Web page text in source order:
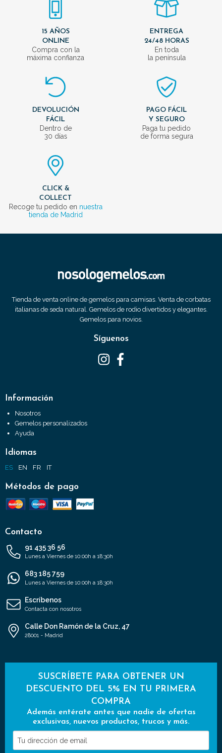
15 AÑOS
ONLINE
Compra con la
máxima confianza
ENTREGA
24/48 HORAS
En toda
la península
DEVOLUCIÓN
FÁCIL
Dentro de
30 días
PAGO FÁCIL
Y SEGURO
Paga tu pedido
de forma segura
CLICK &
COLLECT
Recoge tu pedido en nuestra
tienda de Madrid
Tienda de venta online de gemelos para camisas. Venta de corbatas
italianas de seda natural. Gemelos de rodio divertidos y elegantes.
Gemelos para novios.
Síguenos
Información
Nosotros
Gemelos personalizados
Ayuda
Idiomas
ES EN FR IT
Métodos de pago
Contacto
91 435 36 56
Lunes a Viernes de 10:00h a 18:30h
683 185 759
Lunes a Viernes de 10:00h a 18:30h
Escríbenos
Contacta con nosotros
Calle Don Ramón de la Cruz, 47
28001 - Madrid
SUSCRÍBETE PARA OBTENER UN
DESCUENTO DEL 5% EN TU PRIMERA
COMPRA
Además entérate antes que nadie de ofertas
exclusivas, nuevos productos, trucos y más.
Tu
dirección